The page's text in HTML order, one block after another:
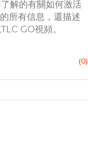
解的有關如何激活
所有信息，還描述
GO視頻。
(0)